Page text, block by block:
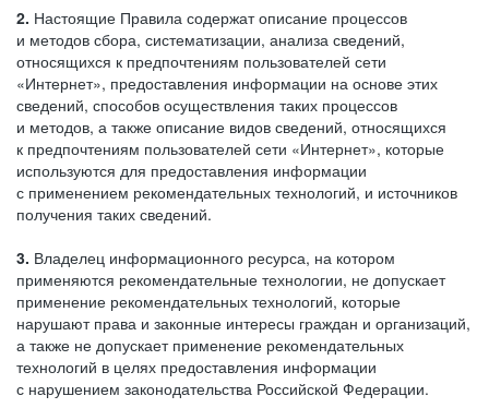
2. Настоящие Правила содержат описание процессов
и методов сбора, систематизации, анализа сведений,
относящихся к предпочтениям пользователей сети
«Интернет», предоставления информации на основе этих
сведений, способов осуществления таких процессов
и методов, а также описание видов сведений, относящихся
к предпочтениям пользователей сети «Интернет», которые
используются для предоставления информации
с применением рекомендательных технологий, и источников
получения таких сведений.
3. Владелец информационного ресурса, на котором
применяются рекомендательные технологии, не допускает
применение рекомендательных технологий, которые
нарушают права и законные интересы граждан и организаций,
а также не допускает применение рекомендательных
технологий в целях предоставления информации
с нарушением законодательства Российской Федерации.